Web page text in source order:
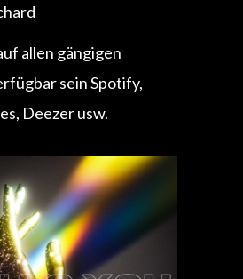
allen gängigen
sein Spotify,
Deezer usw.